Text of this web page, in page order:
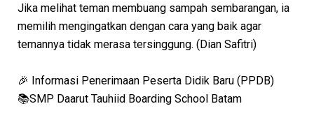
Jika melihat teman membuang sampah sembarangan, ia
memilih mengingatkan dengan cara yang baik agar
temannya tidak merasa tersinggung. (Dian Safitri)
🎉 Informasi Penerimaan Peserta Didik Baru (PPDB)
📚SMP Daarut Tauhiid Boarding School Batam